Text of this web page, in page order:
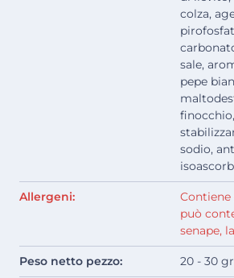
colza,
sale,
pepe
sodio,
Allergeni:
Contiene
può
senape,
Peso netto pezzo: 20 - 30 gr